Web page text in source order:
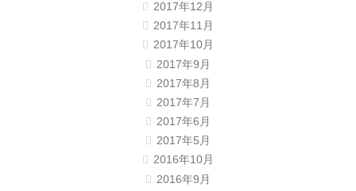
2017年12月
2017年11月
2017年10月
2017年9月
2017年8月
2017年7月
2017年6月
2017年5月
2016年10月
2016年9月